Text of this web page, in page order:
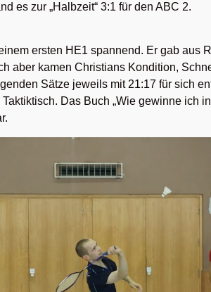
es zur „Halbzeit“ 3:1 für den ABC 2.
ersten HE1 spannend. Er gab aus
aber kamen Christians Kondition,
Sätze jeweils mit 21:17 für sich
Das Buch „Wie gewinne ich